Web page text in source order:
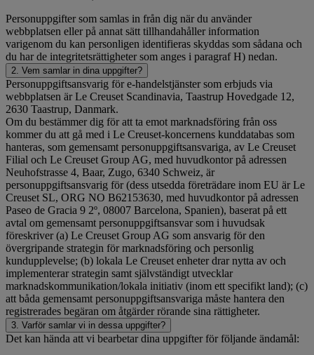
Personuppgifter som samlas in från dig när du använder
webbplatsen eller på annat sätt tillhandahåller information
varigenom du kan personligen identifieras skyddas som sådana och
du har de integritetsrättigheter som anges i paragraf H) nedan.
2. Vem samlar in dina uppgifter?
Personuppgiftsansvarig för e-handelstjänster som erbjuds via
webbplatsen är Le Creuset Scandinavia, Taastrup Hovedgade 12,
2630 Taastrup, Danmark.
Om du bestämmer dig för att ta emot marknadsföring från oss
kommer du att gå med i Le Creuset-koncernens kunddatabas som
hanteras, som gemensamt personuppgiftsansvariga, av Le Creuset
Filial och Le Creuset Group AG, med huvudkontor på adressen
Neuhofstrasse 4, Baar, Zugo, 6340 Schweiz, är
personuppgiftsansvarig för (dess utsedda företrädare inom EU är Le
Creuset SL, ORG NO B62153630, med huvudkontor på adressen
Paseo de Gracia 9 2º, 08007 Barcelona, Spanien), baserat på ett
avtal om gemensamt personuppgiftsansvar som i huvudsak
föreskriver (a) Le Creuset Group AG som ansvarig för den
övergripande strategin för marknadsföring och personlig
kundupplevelse; (b) lokala Le Creuset enheter drar nytta av och
implementerar strategin samt självständigt utvecklar
marknadskommunikation/lokala initiativ (inom ett specifikt land); (c)
att båda gemensamt personuppgiftsansvariga måste hantera den
registrerades begäran om åtgärder rörande sina rättigheter.
3. Varför samlar vi in dessa uppgifter?
Det kan hända att vi bearbetar dina uppgifter för följande ändamål: